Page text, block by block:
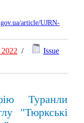
article/UJRN-
2022 /
Issue
Туранли
"Тюркські